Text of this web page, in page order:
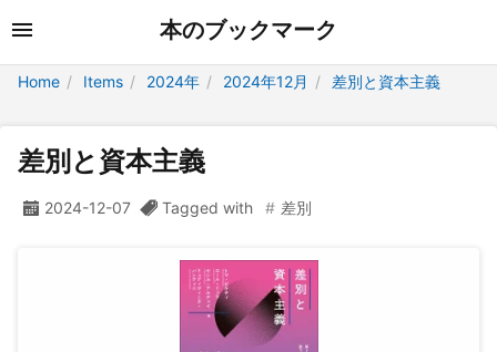
本のブックマーク
Home Items 2024年 2024年12月 差別と資本主義
差別と資本主義
2024-12-07 Tagged with 差別